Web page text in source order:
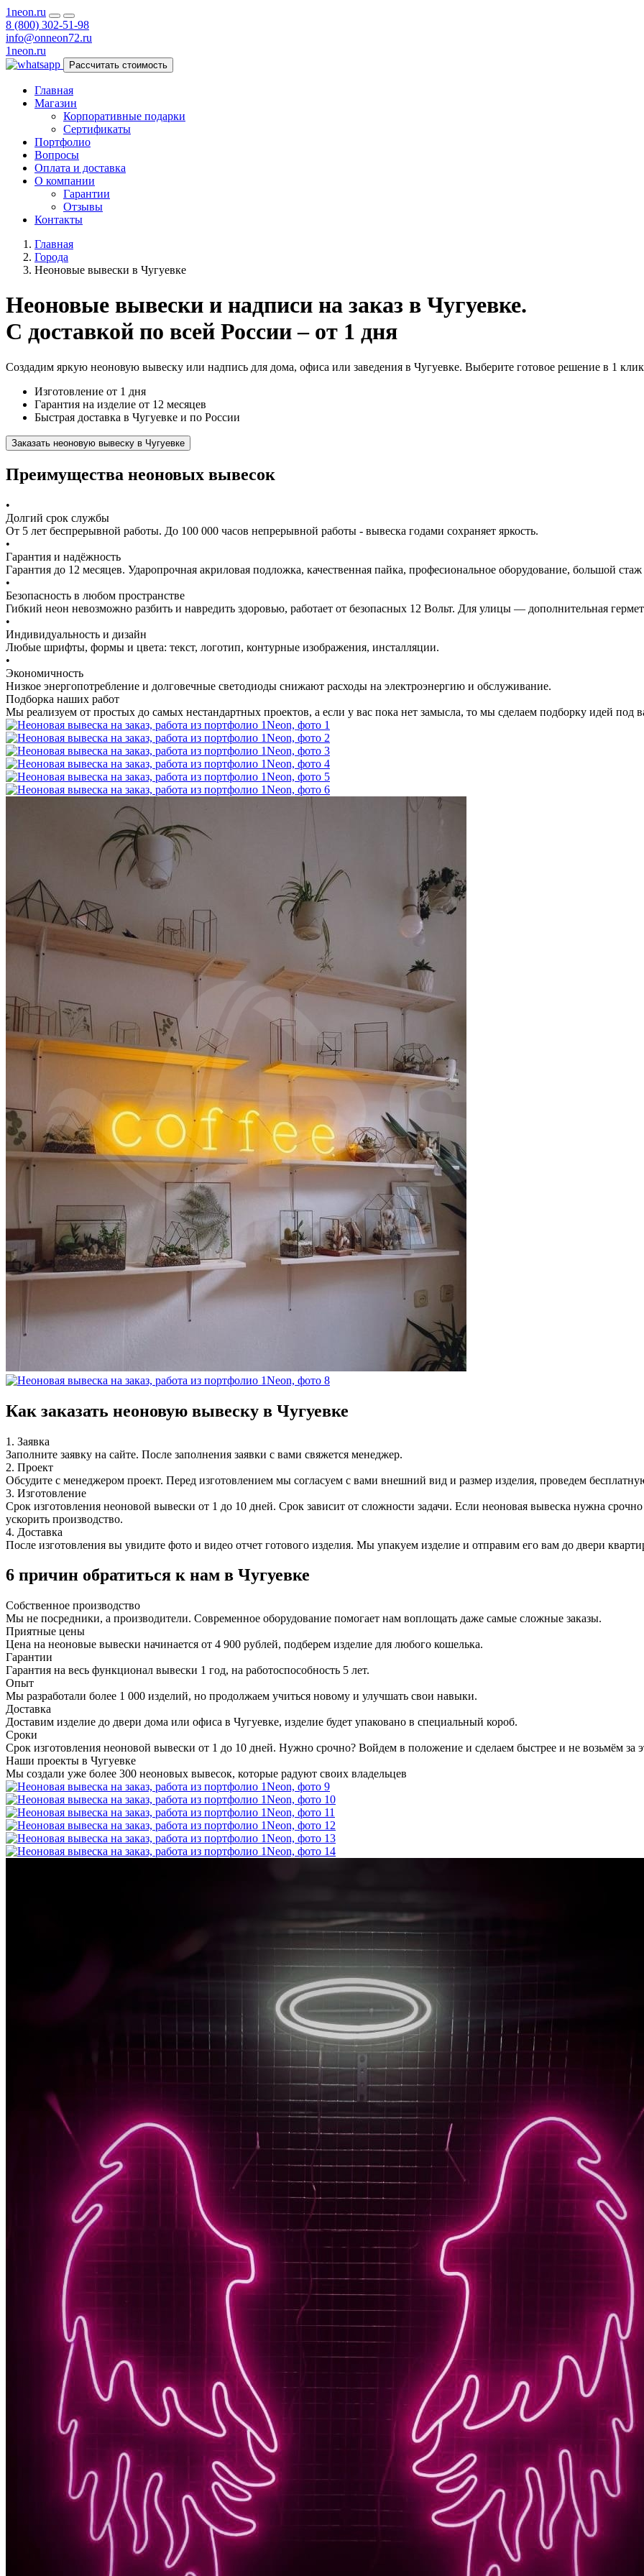
1neon.ru
8 (800) 302-51-98
info@onneon72.ru
1neon.ru
Рассчитать стоимость
Главная
Магазин
Корпоративные подарки
Сертификаты
Портфолио
Вопросы
Оплата и доставка
О компании
Гарантии
Отзывы
Контакты
Главная
Города
Неоновые вывески в Чугуевке
Неоновые вывески и надписи на заказ в Чугуевке.
С доставкой по всей России – от 1 дня
Создадим яркую неоновую вывеску или надпись для дома, офиса или заведения в Чугуевке. Выберите готовое решение в 1
Изготовление от 1 дня
Гарантия на изделие от 12 месяцев
Быстрая доставка в Чугуевке и по России
Заказать неоновую вывеску в Чугуевке
Преимущества неоновых вывесок
•
Долгий срок службы
От 5 лет беспрерывной работы. До 100 000 часов непрерывной работы - вывеска годами сохраняет яркость.
•
Гарантия и надёжность
Гарантия до 12 месяцев. Ударопрочная акриловая подложка, качественная пайка, професиональное оборудование, большой
•
Безопасность в любом пространстве
Гибкий неон невозможно разбить и навредить здоровью, работает от безопасных 12 Вольт. Для улицы — дополнительная
•
Индивидуальность и дизайн
Любые шрифты, формы и цвета: текст, логотип, контурные изображения, инсталляции.
•
Экономичность
Низкое энергопотребление и долговечные светодиоды снижают расходы на электроэнергию и обслуживание.
Подборка наших работ
Мы реализуем от простых до самых нестандартных проектов, а если у вас пока нет замысла, то мы сделаем подборку идей под
Как заказать неоновую вывеску в Чугуевке
1. Заявка
Заполните заявку на сайте. После заполнения заявки с вами свяжется менеджер.
2. Проект
Обсудите с менеджером проект. Перед изготовлением мы согласуем с вами внешний вид и размер изделия, проведем
3. Изготовление
Срок изготовления неоновой вывески от 1 до 10 дней. Срок зависит от сложности задачи. Если неоновая вывеска нужна
ускорить производство.
4. Доставка
После изготовления вы увидите фото и видео отчет готового изделия. Мы упакуем изделие и отправим его вам до двери
6 причин обратиться к нам в Чугуевке
Собственное производство
Мы не посредники, а производители. Современное оборудование помогает нам воплощать даже самые сложные заказы.
Приятные цены
Цена на неоновые вывески начинается от 4 900 рублей, подберем изделие для любого кошелька.
Гарантии
Гарантия на весь функционал вывески 1 год, на работоспособность 5 лет.
Опыт
Мы разработали более 1 000 изделий, но продолжаем учиться новому и улучшать свои навыки.
Доставка
Доставим изделие до двери дома или офиса в Чугуевке, изделие будет упаковано в специальный короб.
Сроки
Срок изготовления неоновой вывески от 1 до 10 дней. Нужно срочно? Войдем в положение и сделаем быстрее и не возьмём за
Наши проекты в Чугуевке
Мы создали уже более 300 неоновых вывесок, которые радуют своих владельцев